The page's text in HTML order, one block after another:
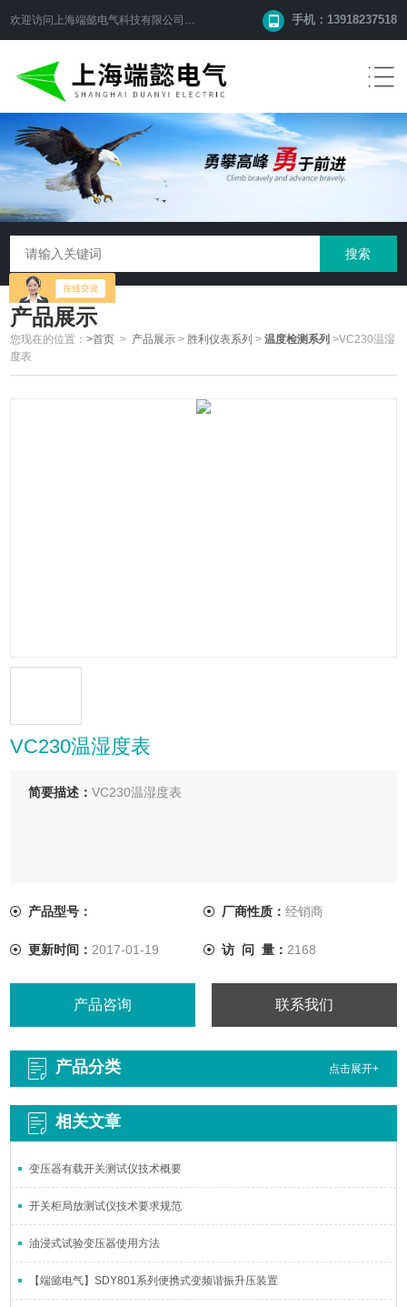
欢迎访问 上海端懿电气科技有限公司 网站！ 手机：13918237518
产品展示
您现在的位置：>首页 > 产品展示 > 胜利仪表系列 >温度检测系列 >VC230温湿
度表
VC230温湿度表
简要描述：VC230温湿度表
产品型号： 厂商性质： 经销商
更新时间： 2017-01-19 访 问 量： 2168
产品咨询 联系我们
产品分类 点击展开+
相关文章
变压器有载开关测试仪技术概要
开关柜局放测试仪技术要求规范
油浸式试验变压器使用方法
【端懿电气】SDY801系列便携式变频谐振升压装置